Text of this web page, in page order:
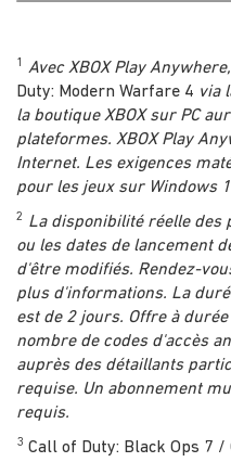
1 Avec XBOX Play
Duty: Modern Warfare 4 via
la boutique XBOX sur PC
plateformes. XBOX Play
Internet. Les exigences
pour les jeux sur Windows
2 La disponibilité réelle des
ou les dates de lancement
d'être modifiés. Rendez-
plus d'informations. La
est de 2 jours. Offre à
nombre de codes d'accès
auprès des détaillants
requise. Un abonnement
requis.
3 Call of Duty: Black Ops 7 /